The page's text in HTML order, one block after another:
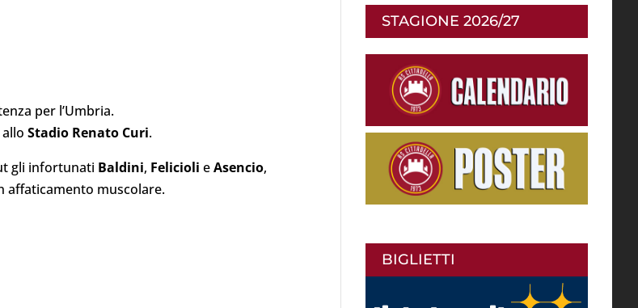
per l’Umbria.
allo Stadio Renato Curi.
gli infortunati Baldini, Felicioli eAsencio,
affaticamento muscolare.
STAGIONE 2026/27
BIGLIETTI